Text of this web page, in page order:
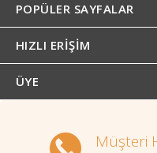
POPÜLER SAYFALAR
HIZLI ERIŞIM
ÜYE
Müşteri